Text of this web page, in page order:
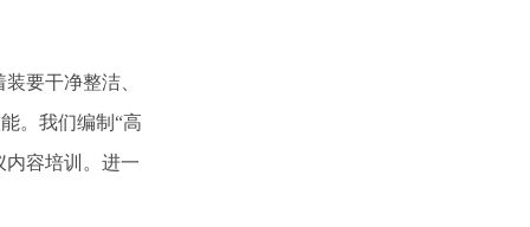
要干净整洁、
。我们编制“高
内容培训。进一